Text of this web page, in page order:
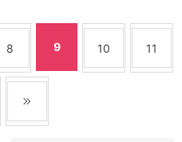
8 9 10 11